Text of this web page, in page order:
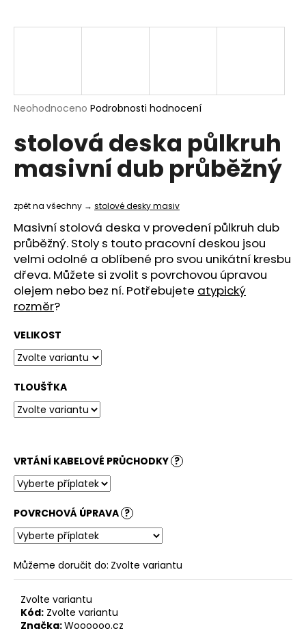
Průměrné
produktu
je
hvězdiček.
Neohodnoceno Podrobnosti hodnocení
stolová deska půlkruh
masivní dub průběžný
zpět na všechny → stolové desky masiv
Masivní stolová deska v provedení půlkruh dub
průběžný. Stoly s touto pracovní deskou jsou
velmi odolné a oblíbené pro svou unikátní kresbu
dřeva. Můžete si zvolit s povrchovou úpravou
olejem nebo bez ní. Potřebujete atypický
rozměr?
VELIKOST
TLOUŠŤKA
VRTÁNÍ KABELOVÉ PRŮCHODKY ?
POVRCHOVÁ ÚPRAVA ?
Můžeme doručit do: Zvolte variantu
Zvolte variantu
Kód: Zvolte variantu
Značka:Woooooo.cz
j
?
HLEDAT
o
p
o
r
u
č
j
e
m
e
BARDOLINO
3
Kč